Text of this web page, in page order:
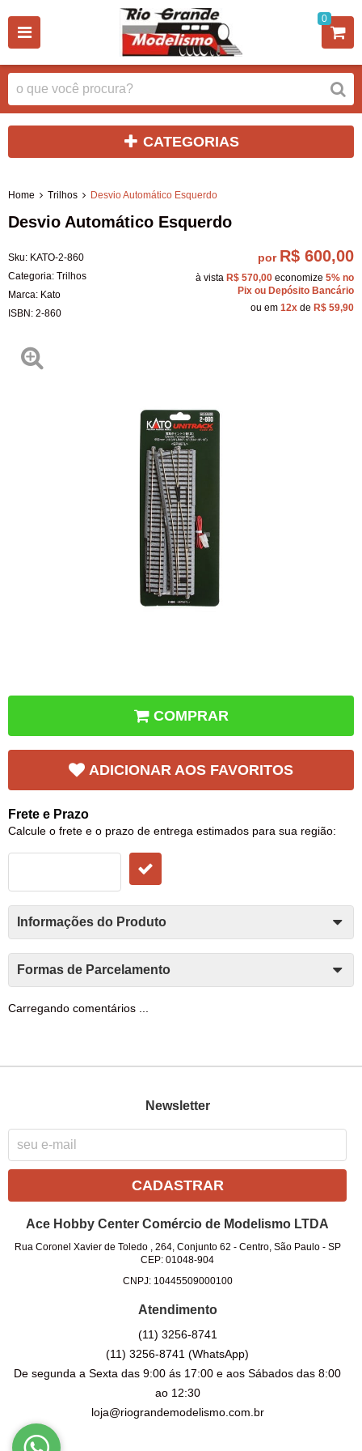
0
CATEGORIAS
Home Trilhos Desvio Automático Esquerdo
Desvio Automático Esquerdo
Sku: KATO-2-860
Categoria: Trilhos
Marca: Kato
ISBN: 2-860
por R$ 600,00
à vista R$ 570,00 economize 5% no
Pix ou Depósito Bancário
ou em 12x de R$ 59,90
COMPRAR
ADICIONAR AOS FAVORITOS
Frete e Prazo
Calcule o frete e o prazo de entrega estimados para sua região:
Informações do Produto
Formas de Parcelamento
Carregando comentários ...
Newsletter
CADASTRAR
Ace Hobby Center Comércio de Modelismo LTDA
Rua Coronel Xavier de Toledo , 264, Conjunto 62 - Centro, São Paulo- SP
CEP: 01048-904
CNPJ: 10445509000100
Atendimento
(11) 3256-8741
(11) 3256-8741(WhatsApp)
De segunda a Sexta das 9:00 ás 17:00 e aos Sábados das 8:00
ao 12:30
loja@riograndemodelismo.com.br